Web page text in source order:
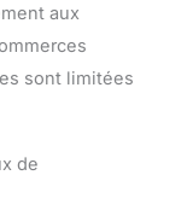
aux
sont limitées
de